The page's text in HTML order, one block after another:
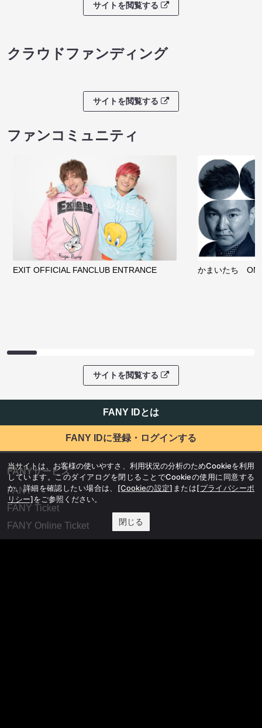
サイトを閲覧する
クラウドファンディング
サイトを閲覧する
ファンコミュニティ
EXIT OFFICIAL FANCLUB ENTRANCE かまいたち
サイトを閲覧する
FANY IDとは
FANY IDに登録・ログインする
FANYサービス
FANY
FANY Ticket
FANY Online Ticket
当サイトは、お客様の使いやすさ、利用状況の分析のためCookieを利用
しています。このダイアログを閉じることでCookieの使用に同意する
か、詳細を確認したい場合は、 [Cookieの設定] または[プライバシーポ
リシー]をご参照ください。
閉じる